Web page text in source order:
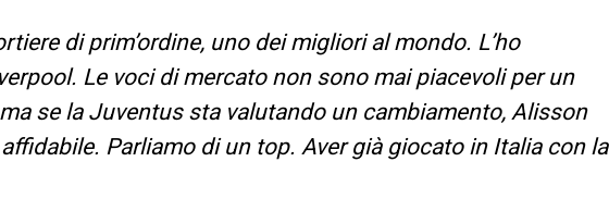
di prim’ordine, uno dei migliori al mondo. L’ho
Le voci di mercato non sono mai piacevoli per un
se la Juventus sta valutando un cambiamento, Alisson
Parliamo di un top. Aver già giocato in Italia con la